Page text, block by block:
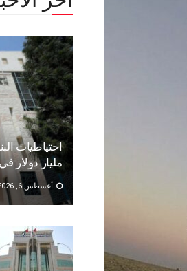
مليار دولار في
أغسطس 6, 2026